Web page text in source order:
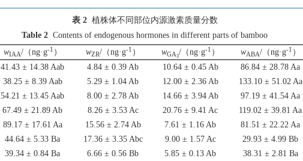
表 2 植株体不同部位内源激素质量分数
Table 2 Contents of endogenous hormones in different parts of bamboo
wIAA/（ng·g-1 ） wZR/（ng·g-1 ） wGA3/（ng·g-1 ） wABA/（ng·g-1 ）
41.43 ± 14.38 Aab 4.84 ± 0.39 Ab 10.64 ± 0.45 Ab 86.84 ± 28.78 Aa
38.25 ± 8.39 Aab 5.29 ± 1.04 Ab 12.00 ± 2.36 Ab 133.10 ± 51.02 Aa
54.21 ± 13.45 Aab 8.00 ± 2.78 Ab 14.66 ± 3.94 Ab 97.19 ± 41.54 Aa
67.49 ± 21.89 Ab 8.26 ± 3.53 Ac 20.76 ± 9.41 Ac 119.02 ± 39.81 Aa
89.17 ± 17.61 Aa 15.56 ± 2.74 Ab 7.61 ± 1.16 Ab 81.51 ± 22.22 Aa
44.64 ± 5.33 Ba 17.36 ± 3.35 Abc 9.00 ± 1.57 Ac 29.93 ± 4.99 Bb
39.34 ± 0.84 Ba 6.66 ± 0.56 Bb 5.85 ± 0.13 Ab 38.31 ± 2.81 Ba